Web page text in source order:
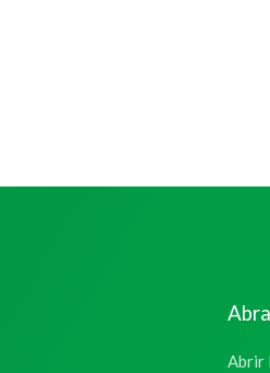
Abrir